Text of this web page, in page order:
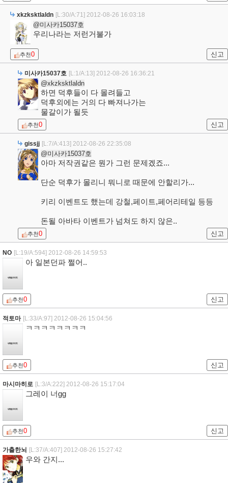
xkzksktlaldn [L:30/A:71] 2012-08-26 16:03:18
@미사카15037호
우리나라는 저런거불가
추천0 신고
미사카15037호 [L:1/A:13] 2012-08-26 16:36:21
@xkzksktlaldn
하면 덕후들이 다 몰려들고
덕후외에는 거의 다 빠져나가는
물갈이가 될듯
추천0 신고
gissjj [L:7/A:413] 2012-08-26 22:35:08
@미사카15037호
아마 저작권같은 뭔가 그런 문제겠죠...
단순 덕후가 몰리니 뭐니로 때문에 안할리가...
키리 이벤트도 했는데 강철,페이트,페어리테일 등등
돈될 아바타 이벤트가 넘쳐도 하지 않은..
추천0 신고
NO [L:19/A:594] 2012-08-26 14:59:53
아 일본던파 쩔어..
추천0 신고
적토마 [L:33/A:97] 2012-08-26 15:04:56
ㅋㅋㅋㅋㅋㅋㅋㅋ
추천0 신고
마시마히로 [L:3/A:222] 2012-08-26 15:17:04
그레이 너gg
추천0 신고
가출한뇌 [L:37/A:407] 2012-08-26 15:27:42
우와 간지...